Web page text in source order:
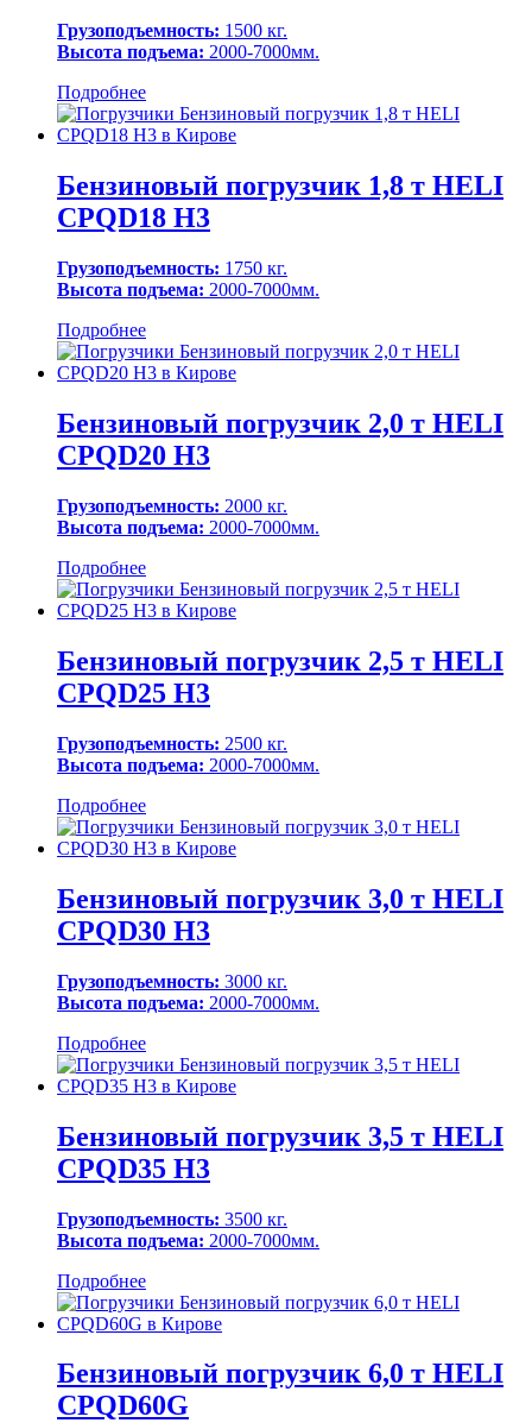
Грузоподъемность: 1500 кг.
Высота подъема: 2000-7000мм.
Подробнее
Бензиновый погрузчик 1,8 т HELI
CPQD18 H3
Грузоподъемность: 1750 кг.
Высота подъема: 2000-7000мм.
Подробнее
Бензиновый погрузчик 2,0 т HELI
CPQD20 H3
Грузоподъемность: 2000 кг.
Высота подъема: 2000-7000мм.
Подробнее
Бензиновый погрузчик 2,5 т HELI
CPQD25 H3
Грузоподъемность: 2500 кг.
Высота подъема: 2000-7000мм.
Подробнее
Бензиновый погрузчик 3,0 т HELI
CPQD30 H3
Грузоподъемность: 3000 кг.
Высота подъема: 2000-7000мм.
Подробнее
Бензиновый погрузчик 3,5 т HELI
CPQD35 H3
Грузоподъемность: 3500 кг.
Высота подъема: 2000-7000мм.
Подробнее
Бензиновый погрузчик 6,0 т HELI
CPQD60G